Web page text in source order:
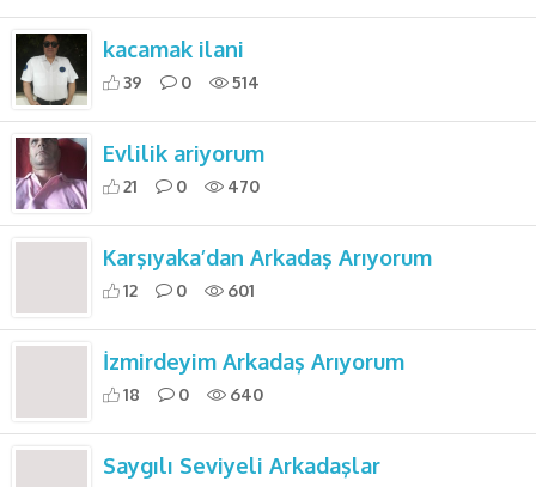
kacamak ilani
39 0 514
Evlilik ariyorum
21 0 470
Karşıyaka’dan Arkadaş Arıyorum
12 0 601
İzmirdeyim Arkadaş Arıyorum
18 0 640
Saygılı Seviyeli Arkadaşlar